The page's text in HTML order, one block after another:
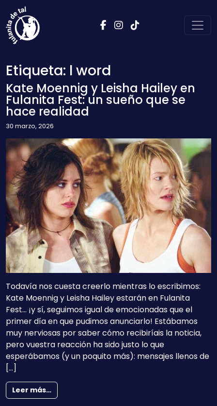
Saltar al contenido
Navegación principal
Etiqueta: l word
Kate Moennig y Leisha Hailey en
Fulanita Fest: un sueño que se
hace realidad
30 marzo, 2026
Todavía nos cuesta creerlo mientras lo escribimos:
Kate Moennig y Leisha Hailey estarán en Fulanita
Fest… ¡y sí, seguimos igual de emocionadas que el
primer día en que pudimos anunciarlo! Estábamos
muy nerviosas por saber cómo recibiríais la noticia,
pero vuestra reacción ha sido justo lo que
esperábamos (y un poquito más): mensajes llenos de
[…]
Leer más…from Kate Moennig y Leisha Hailey en